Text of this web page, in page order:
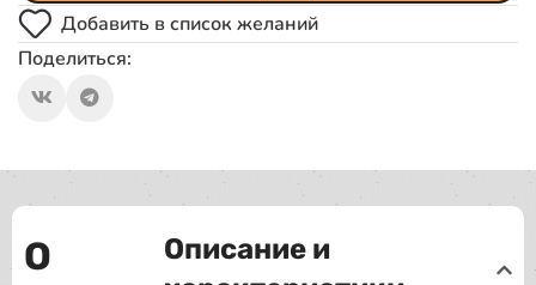
Добавить в список желаний
Поделиться:
О
Описание и